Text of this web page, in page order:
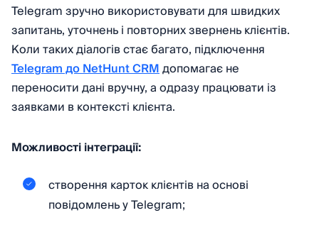
Telegram зручно використовувати для швидких
запитань, уточнень і повторних звернень клієнтів.
Коли таких діалогів стає багато, підключення
Telegram до NetHunt CRMдопомагає не
переносити дані вручну, а одразу працювати із
заявками в контексті клієнта.
Можливості інтеграції:
створення карток клієнтів на основі
повідомлень у Telegram;